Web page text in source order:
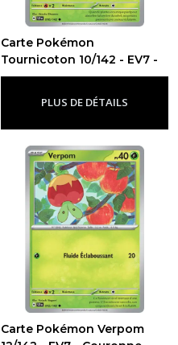
Carte Pokémon
Tournicoton 10/142 - EV7 -
Couronne Stellaire-Ev7 -
PLUS DE DÉTAILS
Carte Pokémon Verpom